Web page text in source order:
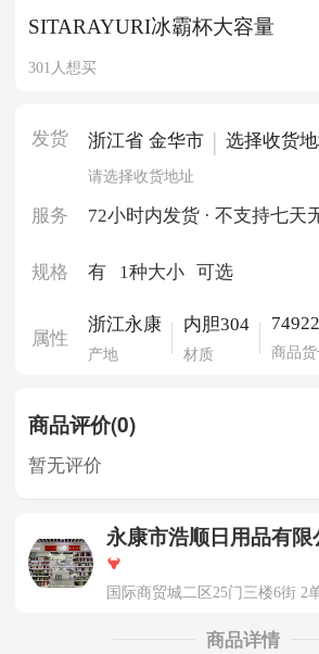
SITARAYURI冰霸杯大容量
301人想买
发货 浙江省 金华市 | 选择收货
请选择收货地址
服务
72小时内发货 · 不支持七天无
规格
有 1种大小 可选
属性
浙江永康
产地
内胆304
材质 商品
商品评价(0)
暂无评价
永康市浩顺日用品有限
国际商贸城二区25门三楼6街 2
商品详情